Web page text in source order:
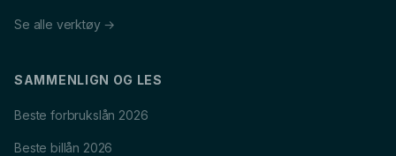
Se alle verktøy →
SAMMENLIGN OG LES
Beste forbrukslån 2026
Beste billån 2026